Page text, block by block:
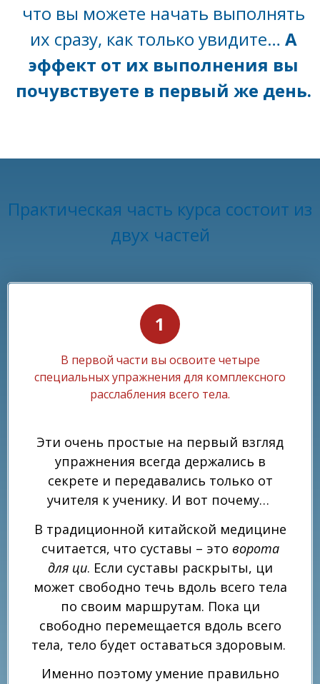
что вы можете начать выполнять
их сразу, как только увидите… А
эффект от их выполнения вы
почувствуете в первый же день.
Практическая часть курса состоит из
двух частей
В первой части вы освоите четыре
специальных упражнения для комплексного
расслабления всего тела.
Эти очень простые на первый взгляд
упражнения всегда держались в
секрете и передавались только от
учителя к ученику. И вот почему…
В традиционной китайской медицине
считается, что суставы – это ворота
для ци. Если суставы раскрыты, ци
может свободно течь вдоль всего тела
по своим маршрутам. Пока ци
свободно перемещается вдоль всего
тела, тело будет оставаться здоровым.
Именно поэтому умение правильно